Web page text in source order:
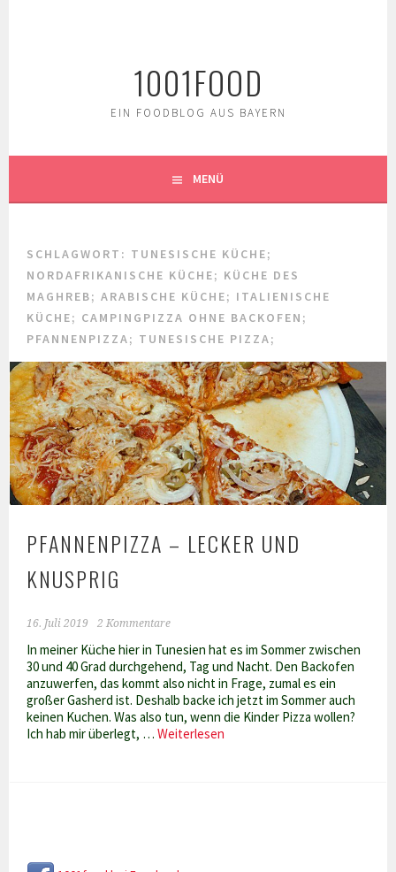
1001FOOD
EIN FOODBLOG AUS BAYERN
MENÜ
SCHLAGWORT: TUNESISCHE KÜCHE;
NORDAFRIKANISCHE KÜCHE; KÜCHE DES
MAGHREB; ARABISCHE KÜCHE; ITALIENISCHE
KÜCHE; CAMPINGPIZZA OHNE BACKOFEN;
PFANNENPIZZA; TUNESISCHE PIZZA;
PFANNENPIZZA – LECKER UND
KNUSPRIG
16. Juli 2019 2 Kommentare
In meiner Küche hier in Tunesien hat es im Sommer zwischen
30 und 40 Grad durchgehend, Tag und Nacht. Den Backofen
anzuwerfen, das kommt also nicht in Frage, zumal es ein
großer Gasherd ist. Deshalb backe ich jetzt im Sommer auch
keinen Kuchen. Was also tun, wenn die Kinder Pizza wollen?
Ich hab mir überlegt, …Weiterlesen